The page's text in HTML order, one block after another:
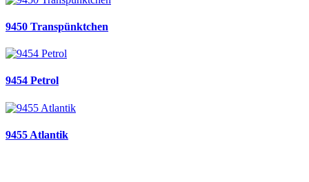
9450 Transpünktchen
9454 Petrol
9455 Atlantik